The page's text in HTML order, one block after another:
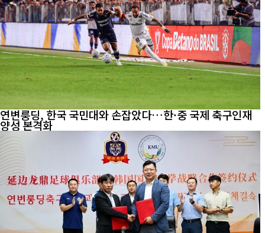
연변룽딩, 한국 국민대와 손잡았다…한·중 국제 축구인재
양성 본격화